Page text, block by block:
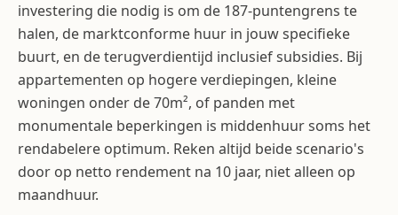
investering die nodig is om de 187-puntengrens te
halen, de marktconforme huur in jouw specifieke
buurt, en de terugverdientijd inclusief subsidies. Bij
appartementen op hogere verdiepingen, kleine
woningen onder de 70m², of panden met
monumentale beperkingen is middenhuur soms het
rendabelere optimum. Reken altijd beide scenario's
door op netto rendement na 10 jaar, niet alleen op
maandhuur.